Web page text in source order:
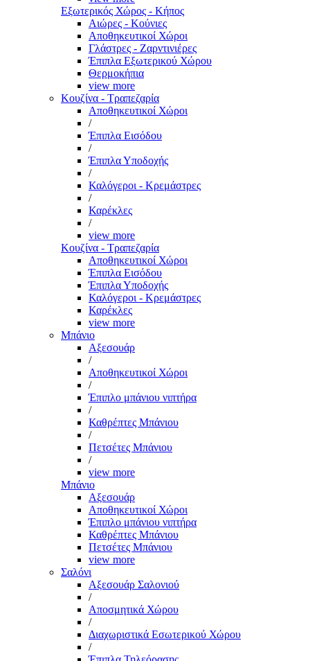
Εξωτερικός Χώρος - Κήπος
Αιώρες - Κούνιες
Αποθηκευτικοί Χώροι
Γλάστρες - Ζαρντινιέρες
Έπιπλα Εξωτερικού Χώρου
Θερμοκήπια
view more
Κουζίνα - Τραπεζαρία
Αποθηκευτικοί Χώροι
/
Έπιπλα Εισόδου
/
Έπιπλα Υποδοχής
/
Καλόγεροι - Κρεμάστρες
/
Καρέκλες
/
view more
Κουζίνα - Τραπεζαρία
Αποθηκευτικοί Χώροι
Έπιπλα Εισόδου
Έπιπλα Υποδοχής
Καλόγεροι - Κρεμάστρες
Καρέκλες
view more
Μπάνιο
Αξεσουάρ
/
Αποθηκευτικοί Χώροι
/
Έπιπλο μπάνιου νιπτήρα
/
Καθρέπτες Μπάνιου
/
Πετσέτες Μπάνιου
/
view more
Μπάνιο
Αξεσουάρ
Αποθηκευτικοί Χώροι
Έπιπλο μπάνιου νιπτήρα
Καθρέπτες Μπάνιου
Πετσέτες Μπάνιου
view more
Σαλόνι
Αξεσουάρ Σαλονιού
/
Αποσμητικά Χώρου
/
Διαχωριστικά Εσωτερικού Χώρου
/